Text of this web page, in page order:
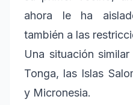
ahora le ha
también a las
Una situación
Tonga, las Islas
y Micronesia.